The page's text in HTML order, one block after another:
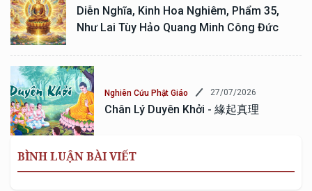
Diễn Nghĩa, Kinh Hoa Nghiêm, Phẩm 35,
Như Lai Tùy Hảo Quang Minh Công Đức
Nghiên Cứu Phật Giáo 27/07/2026
Chân Lý Duyên Khởi - 緣起真理
BÌNH LUẬN BÀI VIẾT